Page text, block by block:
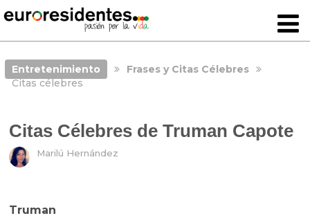
Entretenimiento
Frases y Citas Célebres
Citas célebres
Citas Célebres de Truman Capote
Marilú Hernández
Truman